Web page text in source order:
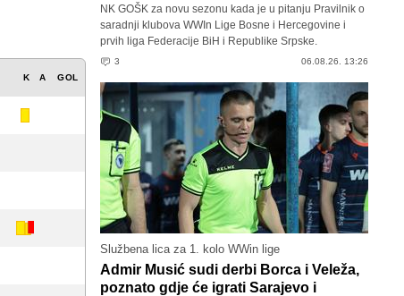
K A GOL
NK GOŠK za novu sezonu kada je u pitanju Pravilnik o
saradnji klubova WWIn Lige Bosne i Hercegovine i
prvih liga Federacije BiH i Republike Srpske.
3 06.08.26. 13:26
Službena lica za 1. kolo WWin lige
Admir Musić sudi derbi Borca i Veleža,
poznato gdje će igrati Sarajevo i